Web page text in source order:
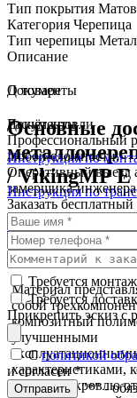
Тип покрытия
Категория Черепица
Тип черепицы
Описание
О товаре
Основные
/ VikingMP E
Уникальное
VikingMP
Материал
собой
композитный
улучшенными
эксплуатационными
характеристиками,
защищает кровлю от
Документы
Документы
Инструкция по
Инструкция по
Сертификат
Расчёт кровли
Профессиональный
любой сложности.
Оперативный выезд
замерщика-
Заказать бесплатный
Требуется монтаж
Требуется
Прикрепить эскиз с
Сполитикой
и согласен*
Отправить "*" -